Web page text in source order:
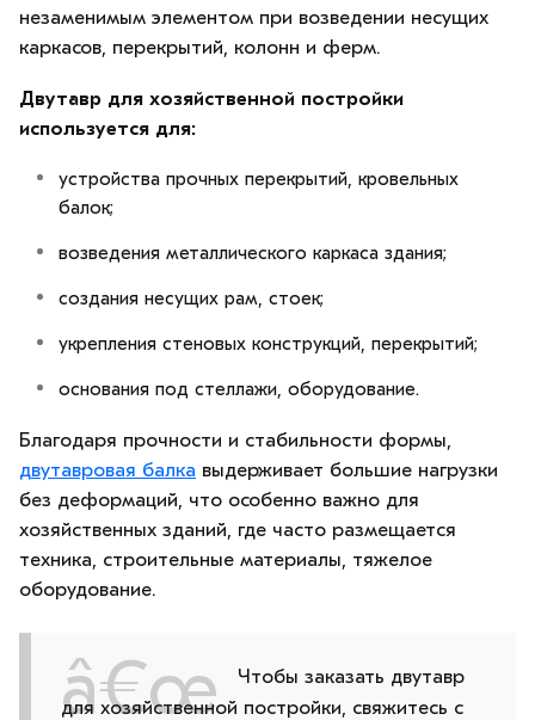
незаменимым элементом при возведении несущих
каркасов, перекрытий, колонн и ферм.
Двутавр для хозяйственной постройки
используется для:
устройства прочных перекрытий, кровельных
балок;
возведения металлического каркаса здания;
создания несущих рам, стоек;
укрепления стеновых конструкций, перекрытий;
основания под стеллажи, оборудование.
Благодаря прочности и стабильности формы,
двутавровая балка выдерживает большие нагрузки
без деформаций, что особенно важно для
хозяйственных зданий, где часто размещается
техника, строительные материалы, тяжелое
оборудование.
Чтобы заказать двутавр
для хозяйственной постройки, свяжитесь с